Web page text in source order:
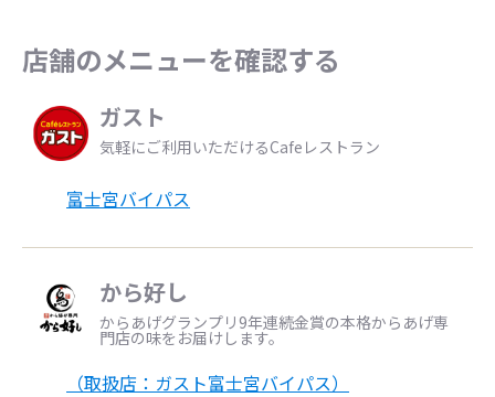
店舗のメニューを確認する
ガスト
気軽にご利用いただけるCafeレストラン
富士宮バイパス
から好し
からあげグランプリ9年連続金賞の本格からあげ専
門店の味をお届けします。
（取扱店：ガスト富士宮バイパス）